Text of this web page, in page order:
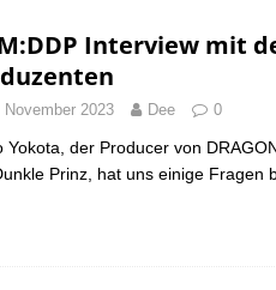
nördliche Kreszentia – Fork-Turm:
Interview mit
November 2023 Dee 0
Yokota, der Producer von
Prinz, hat uns einige Fragen